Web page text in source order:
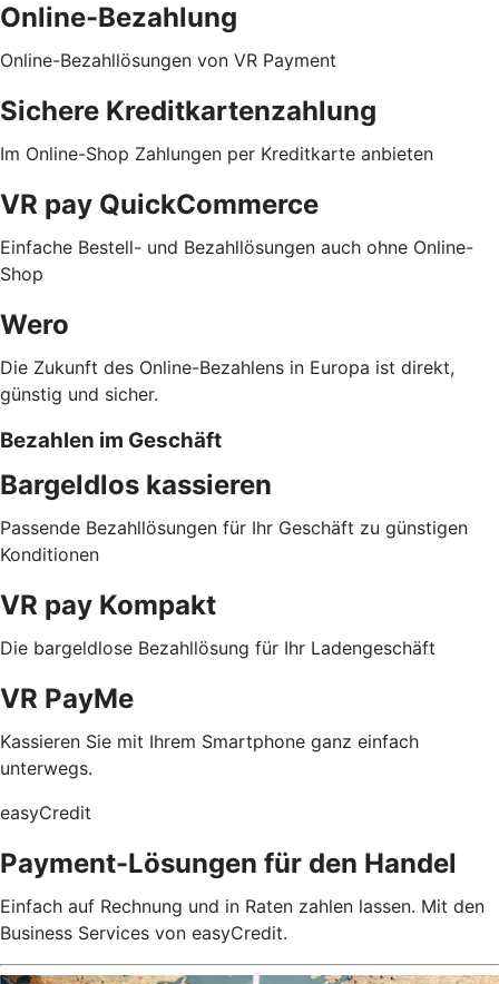
Online-Bezahlung
Online-Bezahllösungen von VR Payment
Sichere Kreditkartenzahlung
Im Online-Shop Zahlungen per Kreditkarte anbieten
VR pay QuickCommerce
Einfache Bestell- und Bezahllösungen auch ohne Online-
Shop
Wero
Die Zukunft des Online-Bezahlens in Europa ist direkt,
günstig und sicher.
Bezahlen im Geschäft
Bargeldlos kassieren
Passende Bezahllösungen für Ihr Geschäft zu günstigen
Konditionen
VR pay Kompakt
Die bargeldlose Bezahllösung für Ihr Ladengeschäft
VR PayMe
Kassieren Sie mit Ihrem Smartphone ganz einfach
unterwegs.
easyCredit
Payment-Lösungen für den Handel
Einfach auf Rechnung und in Raten zahlen lassen. Mit den
Business Services von easyCredit.